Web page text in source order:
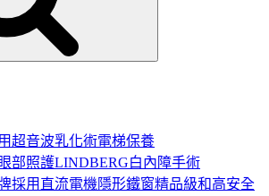
超音波乳化術電梯保養
部照護LINDBERG白內障手術
採用直流電機隱形鐵窗精品級和高安全